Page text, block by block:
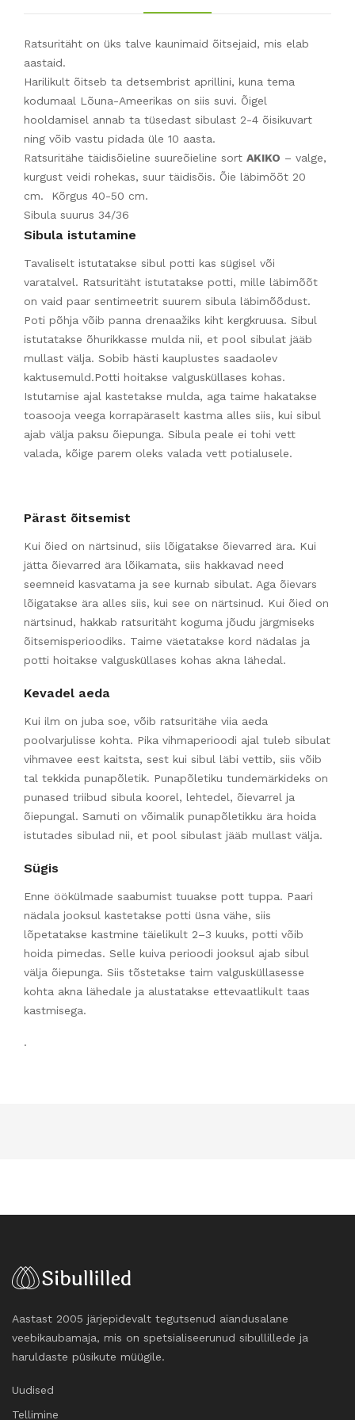
Ratsuritäht on üks talve kaunimaid õitsejaid, mis elab
aastaid.
Harilikult õitseb ta detsembrist aprillini, kuna tema
kodumaal Lõuna-Ameerikas on siis suvi. Õigel
hooldamisel annab ta tüsedast sibulast 2-4 õisikuvart
ning võib vastu pidada üle 10 aasta.
Ratsuritähe täidisõieline suureõieline sort AKIKO – valge,
kurgust veidi rohekas, suur täidisõis. Õie läbimõõt 20
cm. Kõrgus 40-50 cm.
Sibula suurus 34/36
Sibula istutamine
Tavaliselt istutatakse sibul potti kas sügisel või
varatalvel. Ratsuritäht istutatakse potti, mille läbimõõt
on vaid paar sentimeetrit suurem sibula läbimõõdust.
Poti põhja võib panna drenaažiks kiht kergkruusa. Sibul
istutatakse õhurikkasse mulda nii, et pool sibulat jääb
mullast välja. Sobib hästi kauplustes saadaolev
kaktusemuld.Potti hoitakse valgusküllases kohas.
Istutamise ajal kastetakse mulda, aga taime hakatakse
toasooja veega korrapäraselt kastma alles siis, kui sibul
ajab välja paksu õiepunga. Sibula peale ei tohi vett
valada, kõige parem oleks valada vett potialusele.
Pärast õitsemist
Kui õied on närtsinud, siis lõigatakse õievarred ära. Kui
jätta õievarred ära lõikamata, siis hakkavad need
seemneid kasvatama ja see kurnab sibulat. Aga õievars
lõigatakse ära alles siis, kui see on närtsinud. Kui õied on
närtsinud, hakkab ratsuritäht koguma jõudu järgmiseks
õitsemisperioodiks. Taime väetatakse kord nädalas ja
potti hoitakse valgusküllases kohas akna lähedal.
Kevadel aeda
Kui ilm on juba soe, võib ratsuritähe viia aeda
poolvarjulisse kohta. Pika vihmaperioodi ajal tuleb sibulat
vihmavee eest kaitsta, sest kui sibul läbi vettib, siis võib
tal tekkida punapõletik. Punapõletiku tundemärkideks on
punased triibud sibula koorel, lehtedel, õievarrel ja
õiepungal. Samuti on võimalik punapõletikku ära hoida
istutades sibulad nii, et pool sibulast jääb mullast välja.
Sügis
Enne öökülmade saabumist tuuakse pott tuppa. Paari
nädala jooksul kastetakse potti üsna vähe, siis
lõpetatakse kastmine täielikult 2–3 kuuks, potti võib
hoida pimedas. Selle kuiva perioodi jooksul ajab sibul
välja õiepunga. Siis tõstetakse taim valgusküllasesse
kohta akna lähedale ja alustatakse ettevaatlikult taas
kastmisega.
.
Aastast 2005 järjepidevalt tegutsenud aiandusalane
veebikaubamaja, mis on spetsialiseerunud sibullillede ja
haruldaste püsikute müügile.
Uudised
Tellimine